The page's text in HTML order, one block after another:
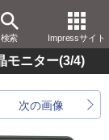
検索 Impressサイト
モニター(3/4)
次の画像